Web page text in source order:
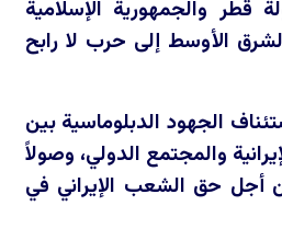
قطر والجمهورية الإسلامية
الشرق الأوسط إلى حرب لا رابح
الجهود الدبلوماسية بين
والمجتمع الدولي، وصولاً
أجل حق الشعب الإيراني في